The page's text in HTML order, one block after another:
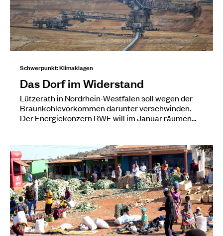
Schwerpunkt: Klimaklagen
Das Dorf im Widerstand
Lützerath in Nordrhein-Westfalen soll wegen der
Braunkohlevorkommen darunter verschwinden.
Der Energiekonzern RWE will im Januar räumen…